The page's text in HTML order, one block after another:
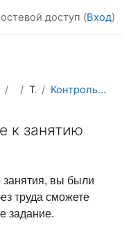
доступ (Вход)
ИКТ Тема 12 Контрольное упражнение к занятию №4
к занятию
занятия, вы были
труда сможете
задание.